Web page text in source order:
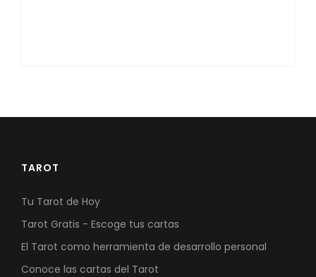
TAROT
Tu Tarot de Hoy
Tarot Gratis - Escoge tus cartas
El Tarot como herramienta de desarrollo personal
Conoce las cartas del Tarot